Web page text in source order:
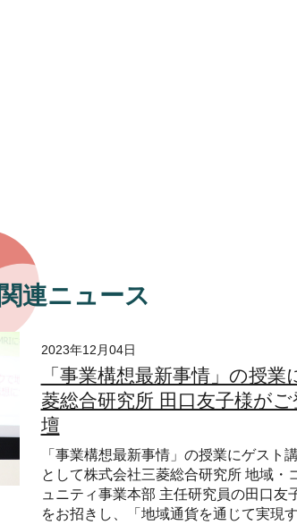
関連ニュース
2023年12月04日
「事業構想最新事情」の授業
菱総合研究所 田口友子様がご
壇
「事業構想最新事情」の授業にゲスト
として株式会社三菱総合研究所 地域・
ュニティ事業本部 主任研究員の田口友
をお招きし、「地域通貨を通じて実現す